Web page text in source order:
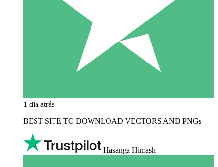
1 dia atrás
BEST SITE TO DOWNLOAD VECTORS AND PNGs
Hasanga Himash